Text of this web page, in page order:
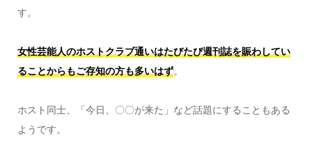
す。
女性芸能人のホストクラブ通いはたびたび週刊誌を賑わしてい
ることからもご存知の方も多いはず。
ホスト同士、「今日、〇〇が来た」など話題にすることもある
ようです。